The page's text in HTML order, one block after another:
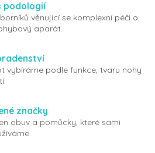
podologií
věnující se komplexní péči o
aparát.
vybíráme podle funkce, tvaru nohy
značky
obuv a pomůcky, které sami